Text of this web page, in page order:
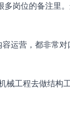
岗位的备注里
运营，都非常
械工程去做结构